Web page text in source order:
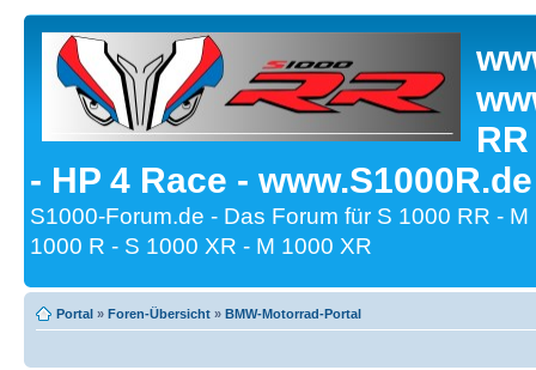
- HP 4 Race -
S1000-Forum.de - Das Forum für S 1000 RR -
1000 R - S 1000 XR - M 1000 XR
Portal » Foren-Übersicht » BMW-Motorrad-Portal